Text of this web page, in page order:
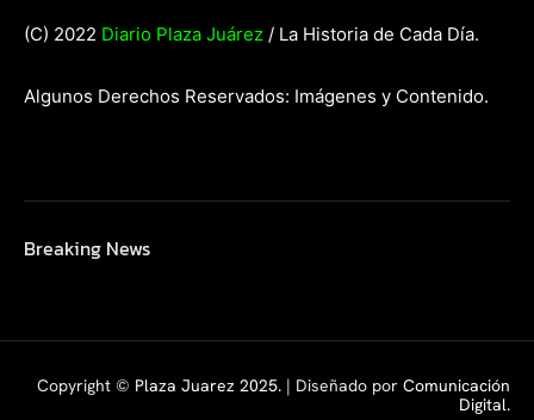
(C) 2022 Diario Plaza Juárez / La Historia de Cada Día.
Algunos Derechos Reservados: Imágenes y Contenido.
Breaking News
Copyright © Plaza Juarez 2025. | Diseñado por Comunicación
Digital.